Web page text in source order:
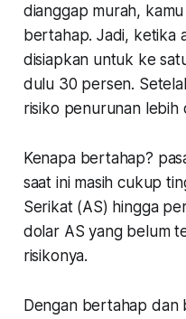
dianggap murah,
bertahap. Jadi, ketika
disiapkan untuk ke
dulu 30 persen.
risiko penurunan lebih
Kenapa bertahap?
saat ini masih cukup
Serikat (AS) hingga
dolar AS yang belum
risikonya.
Dengan bertahap dan